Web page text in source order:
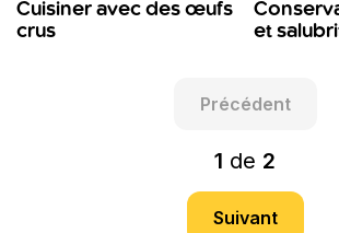
Cuisiner avec des œufs
crus
et
Précédent
1 de 2
Suivant